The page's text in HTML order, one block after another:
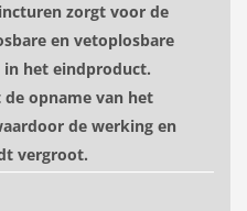
zorgt voor de
en vetoplosbare
het eindproduct.
opname van het
de werking en
vergroot.